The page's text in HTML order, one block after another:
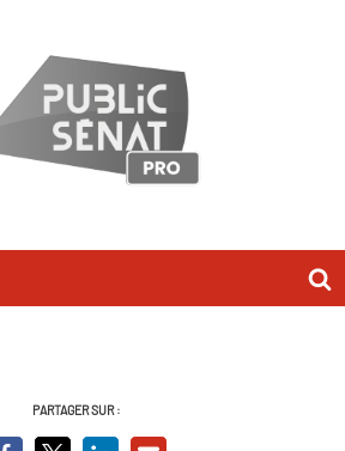
la fin d'un tabou
PARTAGER SUR :